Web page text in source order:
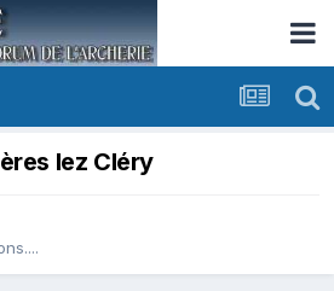
lez Cléry